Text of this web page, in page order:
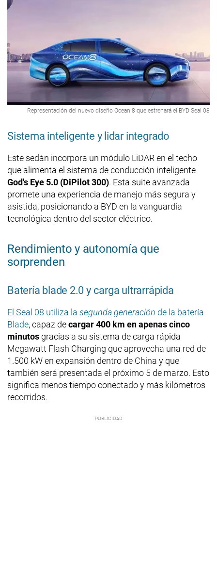
Representación del nuevo diseño Ocean 8 que estrenará el BYD Seal 08
Sistema inteligente y lidar integrado
Este sedán incorpora un módulo LiDAR en el techo
que alimenta el sistema de conducción inteligente
God's Eye 5.0 (DiPilot 300). Esta suite avanzada
promete una experiencia de manejo más segura y
asistida, posicionando a BYD en la vanguardia
tecnológica dentro del sector eléctrico.
Rendimiento y autonomía que
sorprenden
Batería blade 2.0 y carga ultrarrápida
El Seal 08 utiliza la segunda generación de la batería
Blade, capaz decargar 400 km en apenas cinco
minutos gracias a su sistema de carga rápida
Megawatt Flash Charging que aprovecha una red de
1.500 kW en expansión dentro de China y que
también será presentada el próximo 5 de marzo. Esto
significa menos tiempo conectado y más kilómetros
recorridos.